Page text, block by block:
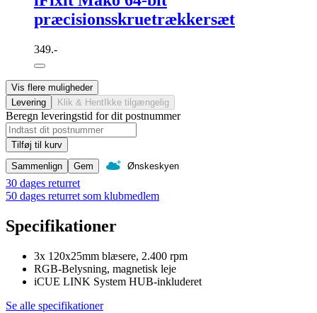
præcisionsskruetrækkersæt
349.-
Vis flere muligheder
Levering
Klik & Hent Ikke tilgængelig
Beregn leveringstid for dit postnummer
Tilføj til kurv
Sammenlign
Gem Ønskeskyen
30 dages returret
50 dages returret som klubmedlem
Specifikationer
3x 120x25mm blæsere, 2.400 rpm
RGB-Belysning, magnetisk leje
iCUE LINK System HUB-inkluderet
Se alle specifikationer